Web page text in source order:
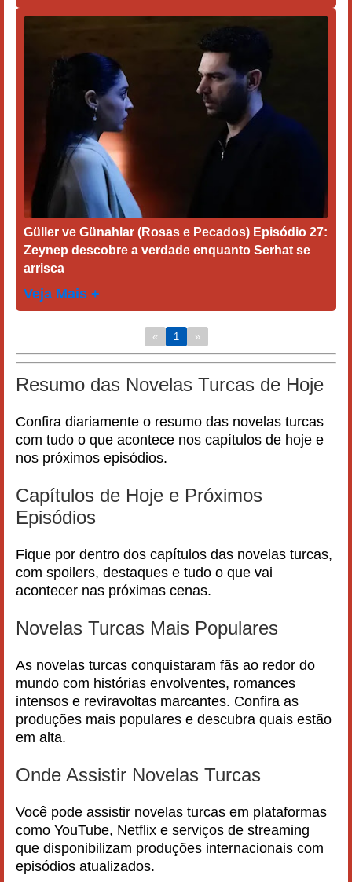
Güller ve Günahlar (Rosas e Pecados) Episódio 27:
Zeynep descobre a verdade enquanto Serhat se
arrisca
Veja Mais +
« 1 »
Resumo das Novelas Turcas de Hoje
Confira diariamente o resumo das novelas turcas
com tudo o que acontece nos capítulos de hoje e
nos próximos episódios.
Capítulos de Hoje e Próximos
Episódios
Fique por dentro dos capítulos das novelas turcas,
com spoilers, destaques e tudo o que vai
acontecer nas próximas cenas.
Novelas Turcas Mais Populares
As novelas turcas conquistaram fãs ao redor do
mundo com histórias envolventes, romances
intensos e reviravoltas marcantes. Confira as
produções mais populares e descubra quais estão
em alta.
Onde Assistir Novelas Turcas
Você pode assistir novelas turcas em plataformas
como YouTube, Netflix e serviços de streaming
que disponibilizam produções internacionais com
episódios atualizados.